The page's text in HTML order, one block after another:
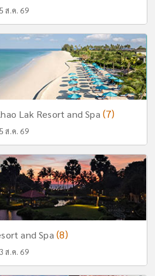
ส.ค. 69
Lak Resort and Spa (7)
ส.ค. 69
and Spa (8)
ส.ค. 69